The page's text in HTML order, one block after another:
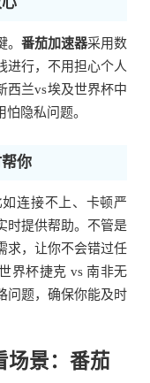
番茄加速器采用数
进行，不用担心个人
西兰vs埃及世界杯中
隐私问题。
你
连接不上、卡顿严
时提供帮助。不管是
求，让你不会错过任
界杯捷克 vs 南非无
问题，确保你能及时
场景：番茄